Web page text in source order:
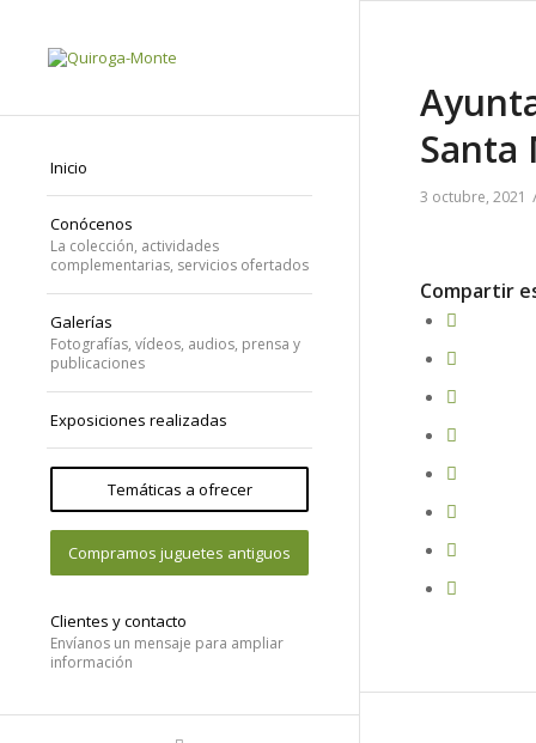
Inicio
Conócenos
La colección, actividades
complementarias, servicios ofertados
Galerías
Fotografías, vídeos, audios, prensa y
publicaciones
Exposiciones realizadas
Temáticas a ofrecer
Compramos juguetes antiguos
Clientes y contacto
Envíanos un mensaje para ampliar
información
Santa
3 octubre, 2021
Compartir